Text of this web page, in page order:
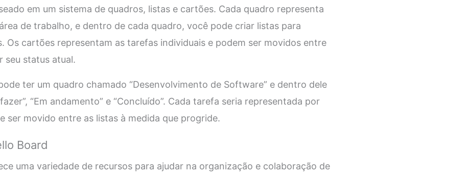
em um sistema de quadros, listas e cartões. Cada quadro representa
de trabalho, e dentro de cada quadro, você pode criar listas para
Os cartões representam as tarefas individuais e podem ser movidos entre
seu status atual.
ter um quadro chamado “Desenvolvimento de Software” e dentro dele
“Em andamento” e “Concluído”. Cada tarefa seria representada por
ser movido entre as listas à medida que progride.
Board
uma variedade de recursos para ajudar na organização e colaboração de